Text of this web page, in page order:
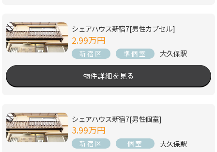
シェアハウス新宿7[男性カプセル]
2.99万円
新宿区 準個室 大久保駅
物件詳細を見る
シェアハウス新宿7[男性個室]
3.99万円
新宿区 個室 大久保駅